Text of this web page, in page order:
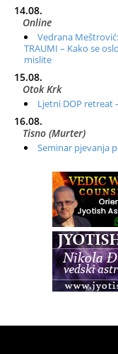
14.08.
Online
Vedrana Meštrović:
TRAUMI – Kako se
mislite
15.08.
Otok Krk
Ljetni DOP retreat
16.08.
Tisno (Murter)
Seminar pjevanja
Radionica:
Zagreb+Online
Osnovni
Access BARS®,